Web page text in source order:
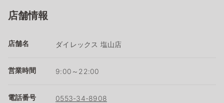
店舗情報
店舗名 ダイレックス 塩山店
営業時間 9:00～22:00
電話番号 0553-34-8908